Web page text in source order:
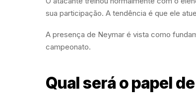
sua participação. A tendência é que ele
A presença de Neymar é vista como
campeonato.
Qual será o papel